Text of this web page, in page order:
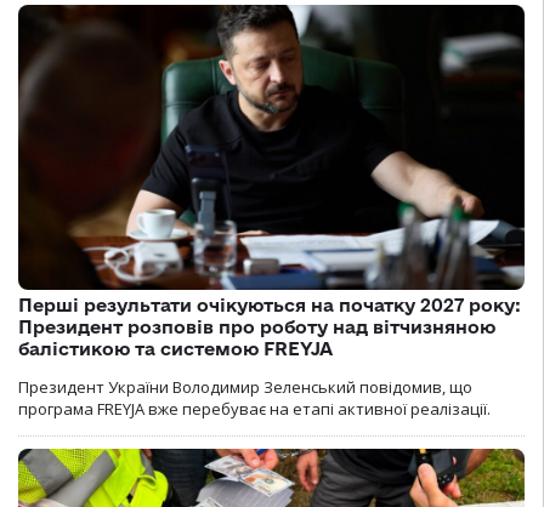
Перші результати очікуються на початку 2027 року:
Президент розповів про роботу над вітчизняною
балістикою та системою FREYJA
Президент України Володимир Зеленський повідомив, що
програма FREYJA вже перебуває на етапі активної реалізації.